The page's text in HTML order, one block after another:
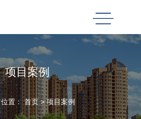
项目案例
位置：首页>项目案例